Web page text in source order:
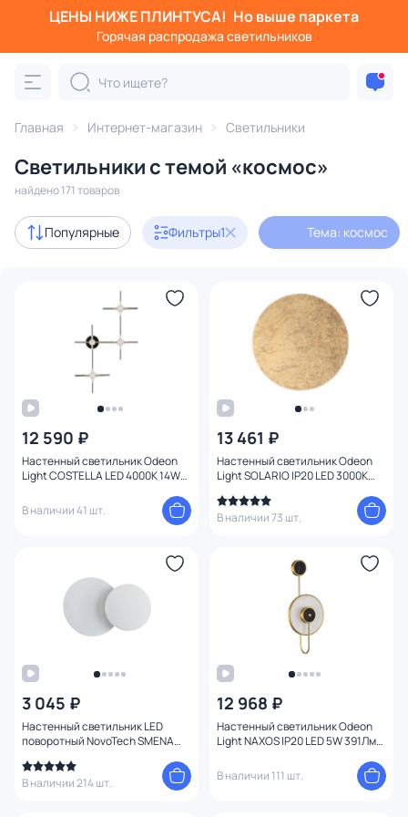
ЦЕНЫ НИЖЕ ПЛИНТУСА! Но выше паркета
Горячая распродажа светильников
Главная Интернет-магазин Светильники
Светильники с темой «космос»
найдено 171 товаров
Популярные Фильтры1 Тема: космос
12 590 ₽
Настенный светильник Odeon
Light COSTELLA LED 4000K 14W
В наличии 41 шт.
13 461 ₽
Настенный светильник Odeon
Light SOLARIO IP20 LED 3000K
золото
В наличии 73 шт.
3 045 ₽
Настенный светильник LED
поворотный NovoTech SMENA
В наличии 214 шт.
12 968 ₽
Настенный светильник Odeon
Light NAXOS IP20 LED 5W 391Лм
В наличии 111 шт.
Фильтры
Категория:
Люстры Подвесные светильники Потолочные
Акции 31
138
Бренд
Цвет
Стиль
Материал
Вид лампы
Тип помещения
Форма
Форма плафона